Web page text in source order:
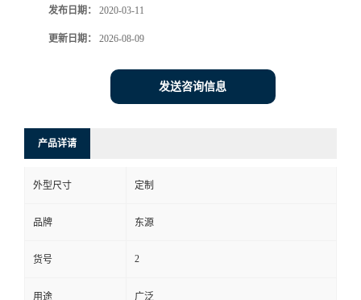
发布日期： 2020-03-11
更新日期： 2026-08-09
发送咨询信息
产品详请
外型尺寸 定制
品牌 东源
货号 2
用途 广泛